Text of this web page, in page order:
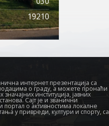
19210
интернет презентација са
о граду, а можете пронаћи
значајних институција, јавних
Сајт је и званични
о активностима локалне
у привреди, култури и спорту, са